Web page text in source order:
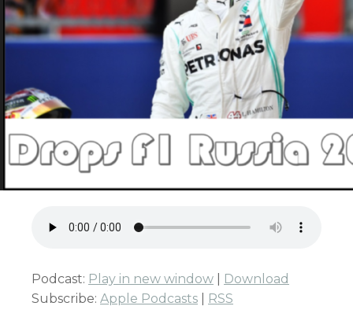
Podcast: Play in new window
Download
Subscribe: Apple Podcasts RSS